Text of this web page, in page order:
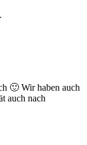
🙂 Wir haben auch
auch nach